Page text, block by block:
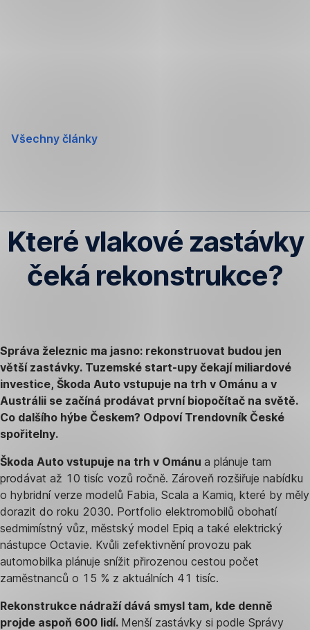
Všechny články
Které vlakové zastávky
čeká rekonstrukce?
Správa železnic ma jasno: rekonstruovat budou jen
větší zastávky. Tuzemské start-upy čekají miliardové
investice, Škoda Auto vstupuje na trh v Ománu a v
Austrálii se začíná prodávat první biopočítač na světě.
Co dalšího hýbe Českem? Odpoví Trendovník České
spořitelny.
Škoda Auto vstupuje na trh v Ománu a plánuje tam
prodávat až 10 tisíc vozů ročně. Zároveň rozšiřuje nabídku
o hybridní verze modelů Fabia, Scala a Kamiq, které by měly
dorazit do roku 2030. Portfolio elektromobilů obohatí
sedmimístný vůz, městský model Epiq a také elektrický
nástupce Octavie. Kvůli zefektivnění provozu pak
automobilka plánuje snížit přirozenou cestou počet
zaměstnanců o 15 % z aktuálních 41 tisíc.
Rekonstrukce nádraží dává smysl tam, kde denně
projde aspoň 600 lidí. Menší zastávky si podle Správy